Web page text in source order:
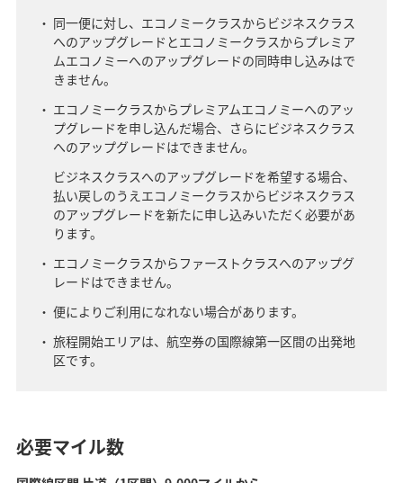
同一便に対し、エコノミークラスからビジネスクラス
へのアップグレードとエコノミークラスからプレミア
ムエコノミーへのアップグレードの同時申し込みはで
きません。
エコノミークラスからプレミアムエコノミーへのアッ
プグレードを申し込んだ場合、さらにビジネスクラス
へのアップグレードはできません。
ビジネスクラスへのアップグレードを希望する場合、
払い戻しのうえエコノミークラスからビジネスクラス
のアップグレードを新たに申し込みいただく必要があ
ります。
エコノミークラスからファーストクラスへのアップグ
レードはできません。
便によりご利用になれない場合があります。
旅程開始エリアは、航空券の国際線第一区間の出発地
区です。
必要マイル数